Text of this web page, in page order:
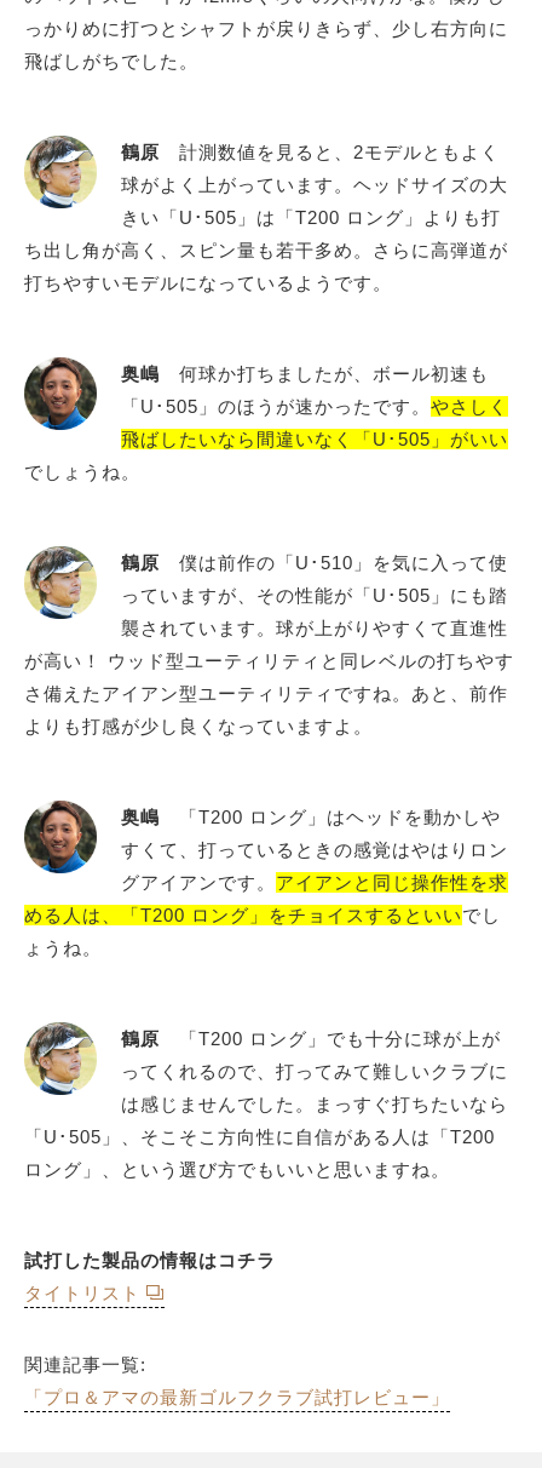
っかりめに打つとシャフトが戻りきらず、少し右方向に
飛ばしがちでした。
鶴原 計測数値を見ると、2モデルともよく
球がよく上がっています。ヘッドサイズの大
きい「U･505」は「T200 ロング」よりも打
ち出し角が高く、スピン量も若干多め。さらに高弾道が
打ちやすいモデルになっているようです。
奥嶋 何球か打ちましたが、ボール初速も
「U･505」のほうが速かったです。 やさしく
飛ばしたいなら間違いなく「U･505」がいい
でしょうね。
鶴原 僕は前作の「U･510」を気に入って使
っていますが、その性能が「U･505」にも踏
襲されています。球が上がりやすくて直進性
が高い！ ウッド型ユーティリティと同レベルの打ちやす
さ備えたアイアン型ユーティリティですね。あと、前作
よりも打感が少し良くなっていますよ。
奥嶋 「T200 ロング」はヘッドを動かしや
すくて、打っているときの感覚はやはりロン
グアイアンです。 アイアンと同じ操作性を求
める人は、「T200 ロング」をチョイスするといいでし
ょうね。
鶴原 「T200 ロング」でも十分に球が上が
ってくれるので、打ってみて難しいクラブに
は感じませんでした。まっすぐ打ちたいなら
「U･505」、そこそこ方向性に自信がある人は「T200
ロング」、という選び方でもいいと思いますね。
試打した製品の情報はコチラ
タイトリスト
関連記事一覧:
「プロ＆アマの最新ゴルフクラブ試打レビュー」